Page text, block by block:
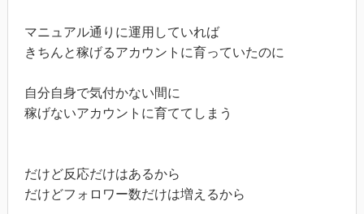
マニュアル通りに運用していれば
きちんと稼げるアカウントに育っていたのに
自分自身で気付かない間に
稼げないアカウントに育ててしまう
だけど反応だけはあるから
だけどフォロワー数だけは増えるから